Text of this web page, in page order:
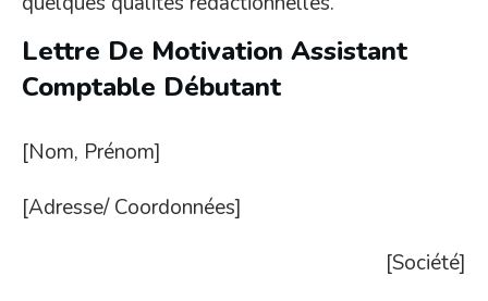
Lettre De Motivation Assistant
Comptable Débutant
[Nom, Prénom]
[Adresse/ Coordonnées]
[Société]